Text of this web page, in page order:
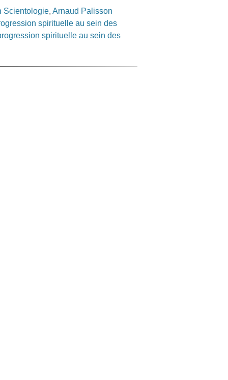
Scientologie,Arnaud Palisson
spirituelle au sein des
spirituelle au sein des